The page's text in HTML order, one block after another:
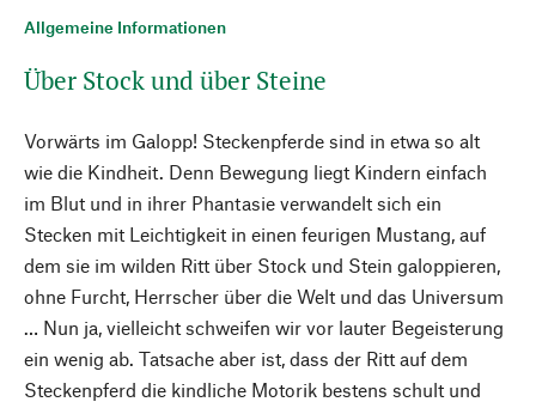
Allgemeine Informationen
Über Stock und über Steine
Vorwärts im Galopp! Steckenpferde sind in etwa so alt
wie die Kindheit. Denn Bewegung liegt Kindern einfach
im Blut und in ihrer Phantasie verwandelt sich ein
Stecken mit Leichtigkeit in einen feurigen Mustang, auf
dem sie im wilden Ritt über Stock und Stein galoppieren,
ohne Furcht, Herrscher über die Welt und das Universum
… Nun ja, vielleicht schweifen wir vor lauter Begeisterung
ein wenig ab. Tatsache aber ist, dass der Ritt auf dem
Steckenpferd die kindliche Motorik bestens schult und